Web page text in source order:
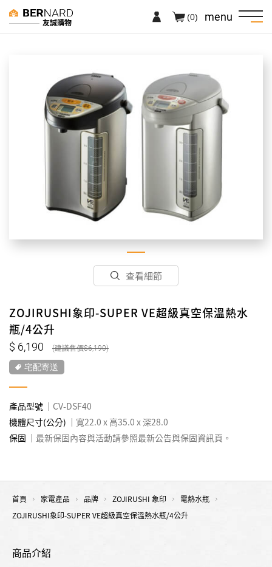
友誠購物 menu
(0)
查看細節
ZOJIRUSHI象印-SUPER VE超級真空保溫熱水
瓶/4公升
6,190 6,190
宅配寄送
產品型號
CV-DSF40
機體尺寸(公分)
寬22.0 x 高35.0 x 深28.0
保固
最新保固內容與活動請參照最新公告與保固資訊頁。
首頁 家電產品 品牌 ZOJIRUSHI 象印
電熱水瓶
ZOJIRUSHI象印-SUPER VE超級真空保溫熱水瓶/4公升
商品介紹